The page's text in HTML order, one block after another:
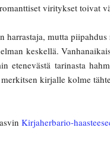
viritykset toivat
harrastaja, mutta
keskellä.
etenevästä tarinasta
kirjalle kolme
Kirjaherbario-